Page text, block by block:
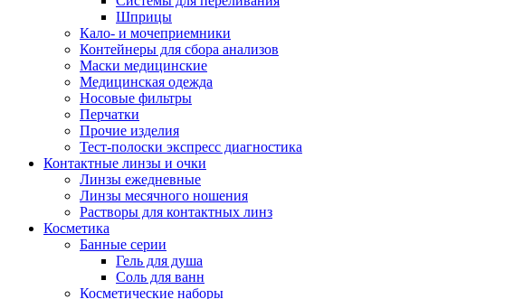
Шприцы
Кало- и мочеприемники
Контейнеры для сбора анализов
Маски медицинские
Медицинская одежда
Носовые фильтры
Перчатки
Прочие изделия
Тест-полоски экспресс диагностика
Контактные линзы и очки
Линзы ежедневные
Линзы месячного ношения
Растворы для контактных линз
Косметика
Банные серии
Гель для душа
Соль для ванн
Косметические наборы